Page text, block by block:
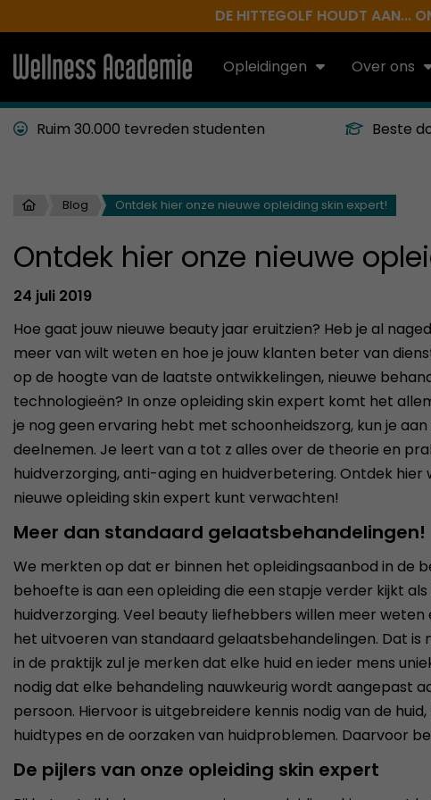
DE HITTEGOLF HOUDT AAN...
Opleidingen Over ons
Ruim 30.000 tevreden studenten Beste
Blog Ontdek hier onze nieuwe opleiding skin expert!
Ontdek hier onze nieuwe
24 juli 2019
Hoe gaat jouw nieuwe beauty jaar eruitzien? Heb je al
meer van wilt weten en hoe je jouw klanten beter van
op de hoogte van de laatste ontwikkelingen, nieuwe
technologieën? In onze opleiding skin expert komt het
je nog geen ervaring hebt met schoonheidszorg, kun je
deelnemen. Je leert van a tot z alles over de theorie en
huidverzorging, anti-aging en huidverbetering. Ontdek hier
nieuwe opleiding skin expert kunt verwachten!
Meer dan standaard gelaatsbehandelingen!
We merkten op dat er binnen het opleidingsaanbod in de
behoefte is aan een opleiding die een stapje verder kijkt
huidverzorging. Veel beauty liefhebbers willen meer weten
het uitvoeren van standaard gelaatsbehandelingen. Dat is
in de praktijk zul je merken dat elke huid en ieder mens
nodig dat elke behandeling nauwkeurig wordt aangepast
persoon. Hiervoor is uitgebreidere kennis nodig van de
huidtypes en de oorzaken van huidproblemen. Daarvoor
De pijlers van onze opleiding skin expert